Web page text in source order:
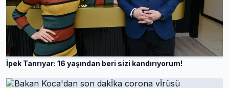
İpek Tanrıyar: 16 yaşından beri sizi kandırıyorum!